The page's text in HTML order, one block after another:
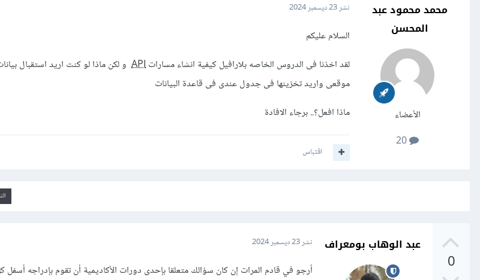
محمد محمود عبد
المحسن
الأعضاء
نشر23 ديسمبر 2024
السلام عليكم
لقد اخذنا فى الدروس الخاصه بلارافيل كيفية انشاء مساراتAPI و لكن ماذا لو كنت اريد استقبال
موقعى واريد تخزينها فى جدول عندى فى قاعدة البيانات
ماذا افعل؟.. برجاء الافادة
اقتباس
0
عبد الوهاب بومعراف نشر23 ديسمبر 2024
أرجو في قادم المرات إن كان سؤالك متعلقا بإحدى دورات الأكاديمية أن تقوم بإدراجه